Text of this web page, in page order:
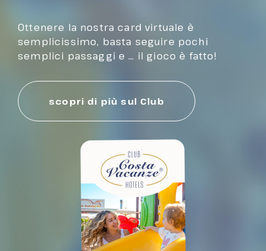
Ottenere la nostra card virtuale è
semplicissimo, basta seguire pochi
semplici passaggi e … il gioco è fatto!
scopri di più sul Club